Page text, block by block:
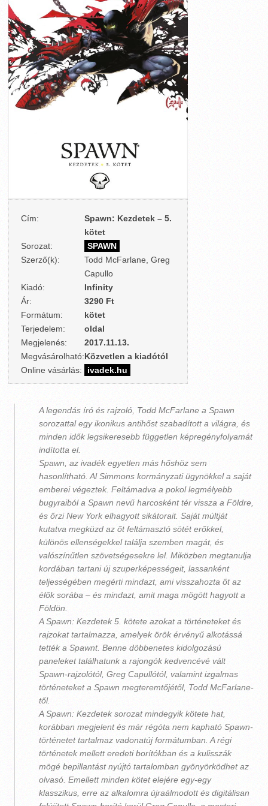
Cím:
Spawn: Kezdetek – 5.
kötet
Sorozat:
SPAWN
Szerző(k):
Todd McFarlane, Greg
Capullo
Kiadó:
Infinity
Ár:
3290 Ft
Formátum:
kötet
Terjedelem:
oldal
Megjelenés:
2017.11.13.
Megvásárolható:Közvetlen a kiadótól
Online vásárlás:
ivadek.hu
A legendás író és rajzoló, Todd McFarlane a Spawn
sorozattal egy ikonikus antihőst szabadított a világra, és
minden idők legsikeresebb független képregényfolyamát
indította el.
Spawn, az ivadék egyetlen más hőshöz sem
hasonlítható. Al Simmons kormányzati ügynökkel a saját
emberei végeztek. Feltámadva a pokol legmélyebb
bugyraiból a Spawn nevű harcosként tér vissza a Földre,
és őrzi New York elhagyott sikátorait. Saját múltját
kutatva megküzd az őt feltámasztó sötét erőkkel,
különös ellenségekkel találja szemben magát, és
valószínűtlen szövetségesekre lel. Miközben megtanulja
kordában tartani új szuperképességeit, lassanként
teljességében megérti mindazt, ami visszahozta őt az
élők sorába – és mindazt, amit maga mögött hagyott a
Földön.
A Spawn: Kezdetek 5. kötete azokat a történeteket és
rajzokat tartalmazza, amelyek örök érvényű alkotássá
tették a Spawnt. Benne döbbenetes kidolgozású
paneleket találhatunk a rajongók kedvencévé vált
Spawn-rajzolótól, Greg Capullótól, valamint izgalmas
történeteket a Spawn megteremtőjétől, Todd McFarlane-
től.
A Spawn: Kezdetek sorozat mindegyik kötete hat,
korábban megjelent és már régóta nem kapható Spawn-
történetet tartalmaz vadonatúj formátumban. A régi
történetek mellett eredeti borítókban és a kulisszák
mögé bepillantást nyújtó tartalomban gyönyörködhet az
olvasó. Emellett minden kötet elejére egy-egy
klasszikus, erre az alkalomra újraálmodott és digitálisan